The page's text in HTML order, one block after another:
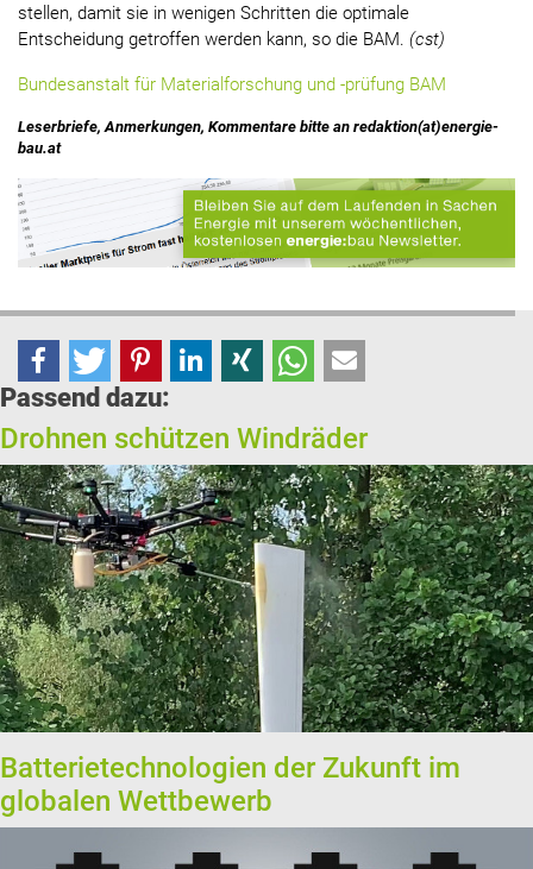
stellen, damit sie in wenigen Schritten die optimale
Entscheidung getroffen werden kann, so die BAM. (cst)
Bundesanstalt für Materialforschung und -prüfung BAM
Leserbriefe, Anmerkungen, Kommentare bitte an redaktion(at)energie-
bau.at
Passend dazu:
Drohnen schützen Windräder
Batterietechnologien der Zukunft im
globalen Wettbewerb